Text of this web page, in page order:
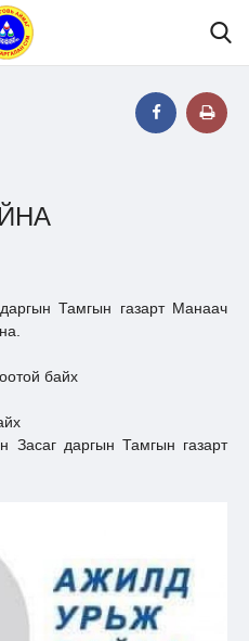
Тамгын газарт Манаач
байх
Засаг даргын Тамгын газарт